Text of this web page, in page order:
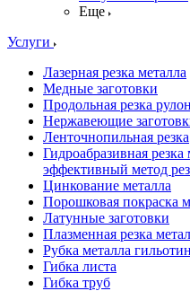
Еще
Услуги
Лазерная резка металла
Медные заготовки
Продольная резка
Нержавеющие
Ленточнопильная резка
Гидроабразивная
эффективный метод
Цинкование металла
Порошковая покраска
Латунные заготовки
Плазменная резка
Рубка металла
Гибка листа
Гибка труб